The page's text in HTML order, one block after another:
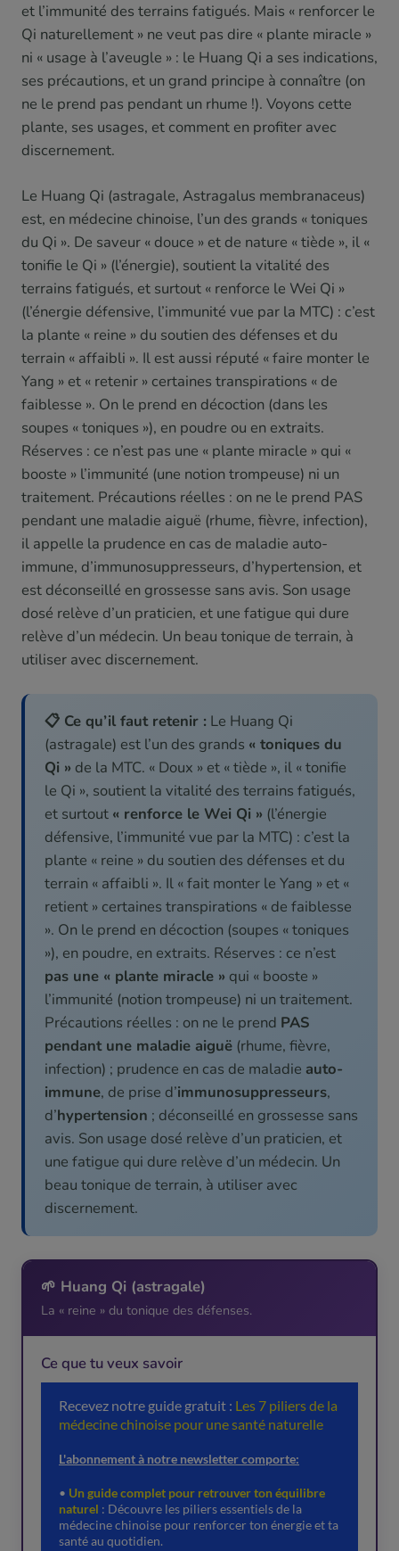
et l’immunité des terrains fatigués. Mais « renforcer le
Qi naturellement » ne veut pas dire « plante miracle »
ni « usage à l’aveugle » : le Huang Qi a ses indications,
ses précautions, et un grand principe à connaître (on
ne le prend pas pendant un rhume !). Voyons cette
plante, ses usages, et comment en profiter avec
discernement.
Le Huang Qi (astragale, Astragalus membranaceus)
est, en médecine chinoise, l’un des grands « toniques
du Qi ». De saveur « douce » et de nature « tiède », il «
tonifie le Qi » (l’énergie), soutient la vitalité des
terrains fatigués, et surtout « renforce le Wei Qi »
(l’énergie défensive, l’immunité vue par la MTC) : c’est
la plante « reine » du soutien des défenses et du
terrain « affaibli ». Il est aussi réputé « faire monter le
Yang » et « retenir » certaines transpirations « de
faiblesse ». On le prend en décoction (dans les
soupes « toniques »), en poudre ou en extraits.
Réserves : ce n’est pas une « plante miracle » qui «
booste » l’immunité (une notion trompeuse) ni un
traitement. Précautions réelles : on ne le prend PAS
pendant une maladie aiguë (rhume, fièvre, infection),
il appelle la prudence en cas de maladie auto-
immune, d’immunosuppresseurs, d’hypertension, et
est déconseillé en grossesse sans avis. Son usage
dosé relève d’un praticien, et une fatigue qui dure
relève d’un médecin. Un beau tonique de terrain, à
utiliser avec discernement.
📋 Ce qu’il faut retenir : Le Huang Qi
(astragale) est l’un des grands « toniques du
Qi » de la MTC. « Doux » et « tiède », il « tonifie
le Qi », soutient la vitalité des terrains fatigués,
et surtout « renforce le Wei Qi » (l’énergie
défensive, l’immunité vue par la MTC) : c’est la
plante « reine » du soutien des défenses et du
terrain « affaibli ». Il « fait monter le Yang » et «
retient » certaines transpirations « de faiblesse
». On le prend en décoction (soupes « toniques
»), en poudre, en extraits. Réserves : ce n’est
pas une « plante miracle » qui « booste »
l’immunité (notion trompeuse) ni un traitement.
Précautions réelles : on ne le prend PAS
pendant une maladie aiguë (rhume, fièvre,
infection) ; prudence en cas de maladie auto-
immune, de prise d’immunosuppresseurs,
d’hypertension ; déconseillé en grossesse sans
avis. Son usage dosé relève d’un praticien, et
une fatigue qui dure relève d’un médecin. Un
beau tonique de terrain, à utiliser avec
discernement.
🌱 Huang Qi (astragale)
La « reine » du tonique des défenses.
Ce que tu veux savoir